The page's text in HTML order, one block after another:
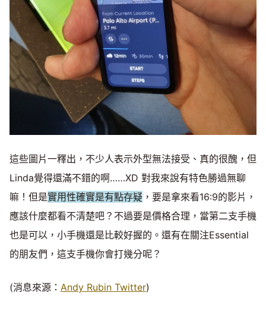
這些圖片一釋出，不少人表示外型無法接受、真的很醜，但
Linda覺得還滿不錯的啊……XD 對我來說有特色勝過無聊
嘛！但是實用性確實是有點存疑 ，要是拿來看16:9的影片，
應該什麼都看不清楚吧？不過要是價格合理，當第二支手機
也是可以，小手機還是比較好握的。還有在關注Essential
的朋友們，這支手機你會打幾分呢？
(消息來源： Andy Rubin Twitter)